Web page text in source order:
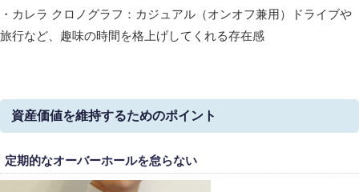
・カレラ クロノグラフ：カジュアル（オンオフ兼用）ドライブや
旅行など、趣味の時間を格上げしてくれる存在感
資産価値を維持するためのポイント
定期的なオーバーホールを怠らない